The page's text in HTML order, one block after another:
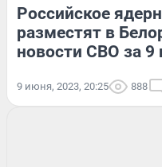
Российское
разместят в
новости СВО за 9
9 июня, 2023, 20:25 888